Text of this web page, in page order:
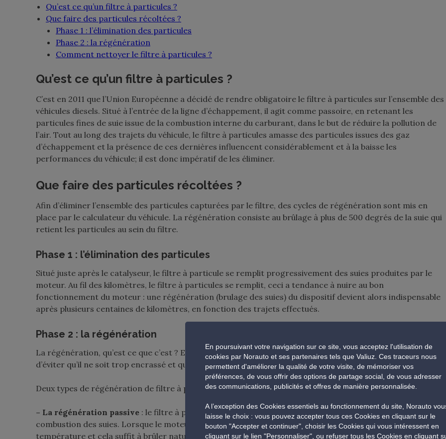
Qu’est ce qu’un filtre à particules ?
Que faire des particules récoltées ?
Phase 1 : l’élimination des particules
Phase 2 : la régénération
Comment nettoyer le filtre à particules ?
Qu’est ce qu’un filtre à particules ?
C’est en 2011 que l’Union Européenne a décidé de rendre obligatoire le filtre à particules sur l’ensemble des
véhicules diesels. Situé à l’entrée de la ligne d’échappement, il agit comme passoire, en retenant les
particules fines de suie issue de la combustion interne du carburant, dans le but de réduire la pollution de
l’air. Tout au long des trajets du véhicule, le filtre à particules amasse des particules issues des gaz
d’échappement et la présence de ces dernières influencent considérablement et à la baisse les
performances du véhicule; il est donc impératif de les éliminer.
Que faire des particules récoltées ?
Afin d’éliminer l’ensemble des particules capturées par le filtre, des cycles de régénération sont mis en
place par le calculateur du véhicule. La régénération consiste au brûlage à plus de 500 degrés de la suie qui
retient les particules au sein du filtre.
Phase 1 : l’élimination des particules
Situé juste après le catalyseur, le filtre à particule se remplit progressivement des suies produites par le
moteur. Au fil des kilomètres, le filtre à particules se remplit, ceci a tendance à nuire au bon
fonctionnement du moteur : une régénération (brulage des suies) du dispositif devient alors indispensable
après plusieurs centaines de kilomètres, en fonction des trajets effectués.
Phase 2 : la régénération
La régénération, qu’est ce que c’est ? Et bien elle consiste en un « ramonage » du filtre. Cela permet ainsi
d’éviter qu’il ne soit trop encrassé et qu’il ne fasse plus sa mission.
Deux types de régénération de filtre à particule existent :
– La régénération passive : le filtre à particules est conçu pour se décrasser automatiquement par
combustion des suies. Lorsque le moteur chauffe, la ligne d’échappement monte significativement en
température et cela suffit à brûler naturellement les particules présentes dans le filtre. Cela se produit
En poursuivant votre navigation sur ce site, vous acceptez l'utilisation de
cookies par Norauto et ses partenaires tels que Valiuz. Ces traceurs nous
permettent d'améliorer la qualité de votre visite, de mémoriser vos
préférences, de vous offrir des options de partage social, de vous adresser
des communications, publicités et offres de manière personnalisée.
A l’exception des Cookies essentiels au fonctionnement du site, Norauto
laisse le choix : vous pouvez accepter tous ces Cookies en cliquant sur le
bouton "Accepter et continuer", choisir les Cookies qui vous intéressent en
cliquant sur le lien "Personnaliser", ou refuser tous les Cookies en cliquant